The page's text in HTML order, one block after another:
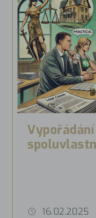
Vypořádání
16.02.2025